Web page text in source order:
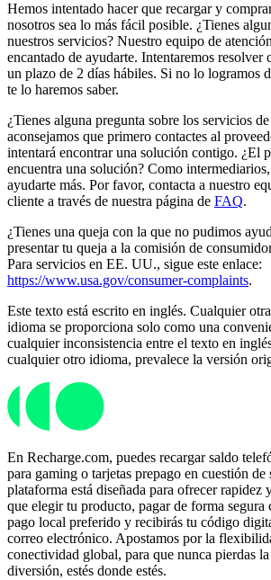
Hemos intentado hacer que recargar y
nosotros sea lo más fácil posible. ¿Tienes
nuestros servicios? Nuestro equipo de
encantado de ayudarte. Intentaremos resolver
un plazo de 2 días hábiles. Si no lo logramos
te lo haremos saber.
¿Tienes alguna pregunta sobre los servicios
aconsejamos que primero contactes al
intentará encontrar una solución contigo. ¿El
encuentra una solución? Como
ayudarte más. Por favor, contacta a nuestro
cliente a través de nuestra página de FAQ.
¿Tienes una queja con la que no pudimos
presentar tu queja a la comisión de
Para servicios en EE. UU., sigue este enlace:
https://www.usa.gov/consumer-complaints.
Este texto está escrito en inglés. Cualquier
idioma se proporciona solo como una
cualquier inconsistencia entre el texto en
cualquier otro idioma, prevalece la versión
En Recharge.com, puedes recargar saldo
para gaming o tarjetas prepago en cuestión de
plataforma está diseñada para ofrecer rapidez
que elegir tu producto, pagar de forma segura
pago local preferido y recibirás tu código
correo electrónico. Apostamos por la
conectividad global, para que nunca pierdas
diversión, estés donde estés.